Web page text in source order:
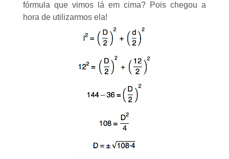
fórmula que vimos lá em cima? Pois chegou a
hora de utilizarmos ela!